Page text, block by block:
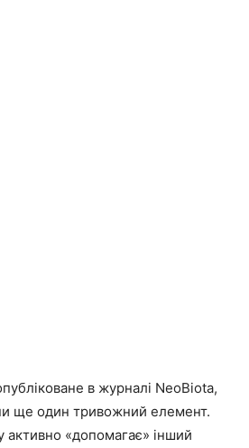
в журналі NeoBiota,
ще один тривожний елемент.
«допомагає» інший